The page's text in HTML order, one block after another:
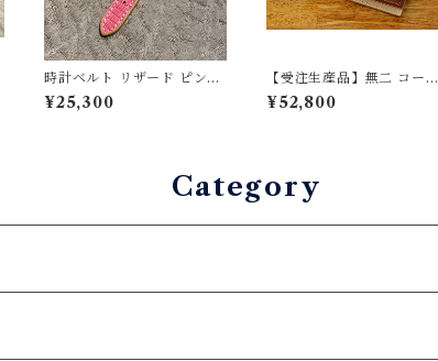
時計ベルト リザード ピン
ク 18mm-14mm【スタン
ダード】フルフラット型
¥25,300
【受注生産品】無二 コード
バン名刺入れ コードバ
ン・顔料ダークブラウン×ベ
¥52,800
Category